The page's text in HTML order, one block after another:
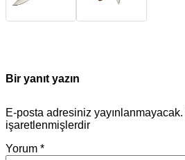
Bir yanıt yazın
E-posta adresiniz yayınlanmayacak.
işaretlenmişlerdir
Yorum *